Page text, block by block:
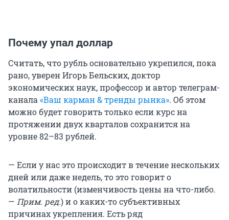
Почему упал доллар
Считать, что рубль основательно укрепился, пока
рано, уверен Игорь Бельских, доктор
экономических наук, профессор и автор телеграм-
канала«Ваш карман & тренды рынка». Об этом
можно будет говорить только если курс на
протяжении двух кварталов сохранится на
уровне82–83 рублей.
— Если у нас это происходит в течение нескольких
дней или даже недель, то это говорит о
волатильности (изменчивость цены на что-либо.
— Прим. ред.) и о каких-то субъективных
причинах укрепления. Есть ряд